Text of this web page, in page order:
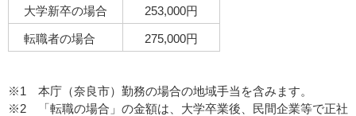
大学新卒の場合 253,000円
転職者の場合 275,000円
※1 本庁（奈良市）勤務の場合の地域手当を含みます。
※2 「転職の場合」の金額は、大学卒業後、民間企業等で正社